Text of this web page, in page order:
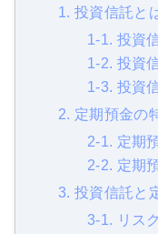
1. 投資信託と
1-1. 投資
1-2. 投資
1-3. 投資
2. 定期預金の
2-1. 定期
2-2. 定期
3. 投資信託と
3-1. リス